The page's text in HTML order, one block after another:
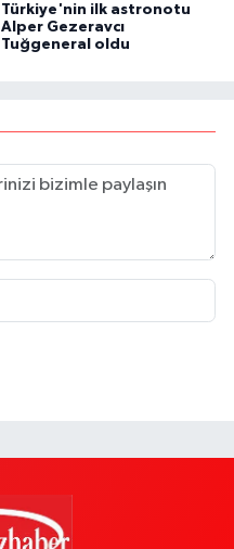
Türkiye'nin ilk astronotu
Alper Gezeravcı
Tuğgeneral oldu